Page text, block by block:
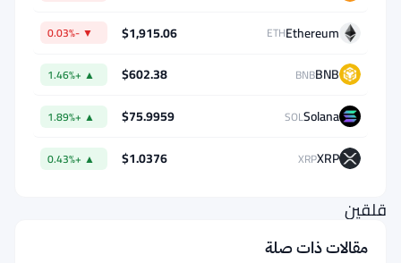
وهذا
المزيج
يجعل
الكثير
قلقين
بشأن
Ethereum
ETH
$1,915.06
▼ -0.03%
BNB
BNB
$602.38
▲ +1.46%
Solana
SOL
$75.9959
▲ +1.89%
XRP
XRP
$1.0376
▲ +0.43%
مقالات ذات صلة